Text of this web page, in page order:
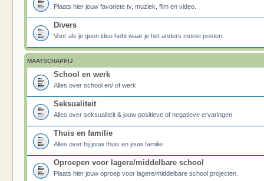
Plaats hier jouw favoriete tv, muziek, film en video.
Divers
Voor als je geen idee hebt waar je het anders moest posten.
MAATSCHAPPIJ
School en werk
Alles over school en/ of werk
Seksualiteit
Alles over seksualiteit & jouw positieve of negatieve ervaringen
Thuis en familie
Alles over bij jouw thuis en jouw familie
Oproepen voor lagere/middelbare school
Plaats hier jouw oproep voor lagere/middelbare school projecten.